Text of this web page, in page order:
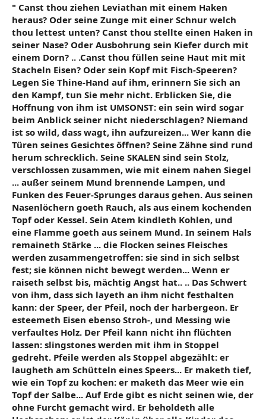
" Canst thou ziehen Leviathan mit einem Haken
heraus? Oder seine Zunge mit einer Schnur welch
thou lettest unten? Canst thou stellte einen Haken in
seiner Nase? Oder Ausbohrung sein Kiefer durch mit
einem Dorn? .. .Canst thou füllen seine Haut mit mit
Stacheln Eisen? Oder sein Kopf mit Fisch-Speeren?
Legen Sie Thine-Hand auf ihm, erinnern Sie sich an
den Kampf, tun Sie mehr nicht. Erblicken Sie, die
Hoffnung von ihm ist UMSONST: ein sein wird sogar
beim Anblick seiner nicht niederschlagen? Niemand
ist so wild, dass wagt, ihn aufzureizen... Wer kann die
Türen seines Gesichtes öffnen? Seine Zähne sind rund
herum schrecklich. Seine SKALEN sind sein Stolz,
verschlossen zusammen, wie mit einem nahen Siegel
... außer seinem Mund brennende Lampen, und
Funken des Feuer-Sprunges daraus gehen. Aus seinen
Nasenlöchern goeth Rauch, als aus einem kochenden
Topf oder Kessel. Sein Atem kindleth Kohlen, und
eine Flamme goeth aus seinem Mund. In seinem Hals
remaineth Stärke ... die Flocken seines Fleisches
werden zusammengetroffen: sie sind in sich selbst
fest; sie können nicht bewegt werden... Wenn er
raiseth selbst bis, mächtig Angst hat.. .. Das Schwert
von ihm, dass sich layeth an ihm nicht festhalten
kann: der Speer, der Pfeil, noch der harbergeon. Er
esteemeth Eisen ebenso Stroh-, und Messing wie
verfaultes Holz. Der Pfeil kann nicht ihn flüchten
lassen: slingstones werden mit ihm in Stoppel
gedreht. Pfeile werden als Stoppel abgezählt: er
laugheth am Schütteln eines Speers... Er maketh tief,
wie ein Topf zu kochen: er maketh das Meer wie ein
Topf der Salbe... Auf Erde gibt es nicht seinen wie, der
ohne Furcht gemacht wird. Er beholdeth alle